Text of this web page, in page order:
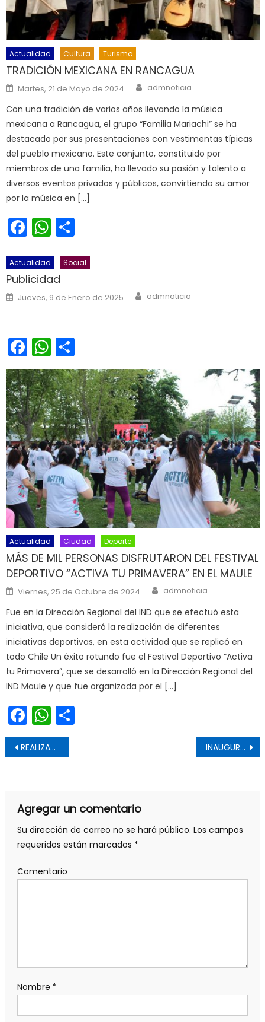
Actualidad Cultura Turismo
TRADICIÓN MEXICANA EN RANCAGUA
Posted on
Martes, 21 de Mayo de 2024 Author
admnoticia
Con una tradición de varios años llevando la música
mexicana a Rancagua, el grupo “Familia Mariachi” se ha
destacado por sus presentaciones con vestimentas típicas
del pueblo mexicano. Este conjunto, constituido por
miembros de una familia, ha llevado su pasión y talento a
diversos eventos privados y públicos, convirtiendo su amor
por la música en […]
Facebook
WhatsApp
Actualidad Social
Publicidad
Posted on
Jueves, 9 de Enero de 2025 Author
admnoticia
Facebook
WhatsApp
Actualidad Ciudad Deporte
MÁS DE MIL PERSONAS DISFRUTARON DEL FESTIVAL
DEPORTIVO “ACTIVA TU PRIMAVERA” EN EL MAULE
Posted on
Viernes, 25 de Octubre de 2024 Author
admnoticia
Fue en la Dirección Regional del IND que se efectuó esta
iniciativa, que consideró la realización de diferentes
iniciativas deportivas, en esta actividad que se replicó en
todo Chile Un éxito rotundo fue el Festival Deportivo “Activa
tu Primavera”, que se desarrolló en la Dirección Regional del
IND Maule y que fue organizada por el […]
Facebook
WhatsApp
Navegación de entradas
REALIZAN ENTREGA PROTOCOLAR DE LA IGLESIA DE CODEGUA AL GOBIERNO REGIONAL INAUGURAN OBRAS DE MEJORAMIENTO ESTRUCTURAL EN RECINTO MUNICIPAL DE PELARCO
Agregar un comentario
Su dirección de correo no se hará público. Los campos
requeridos están marcados *
Comentario
Nombre *